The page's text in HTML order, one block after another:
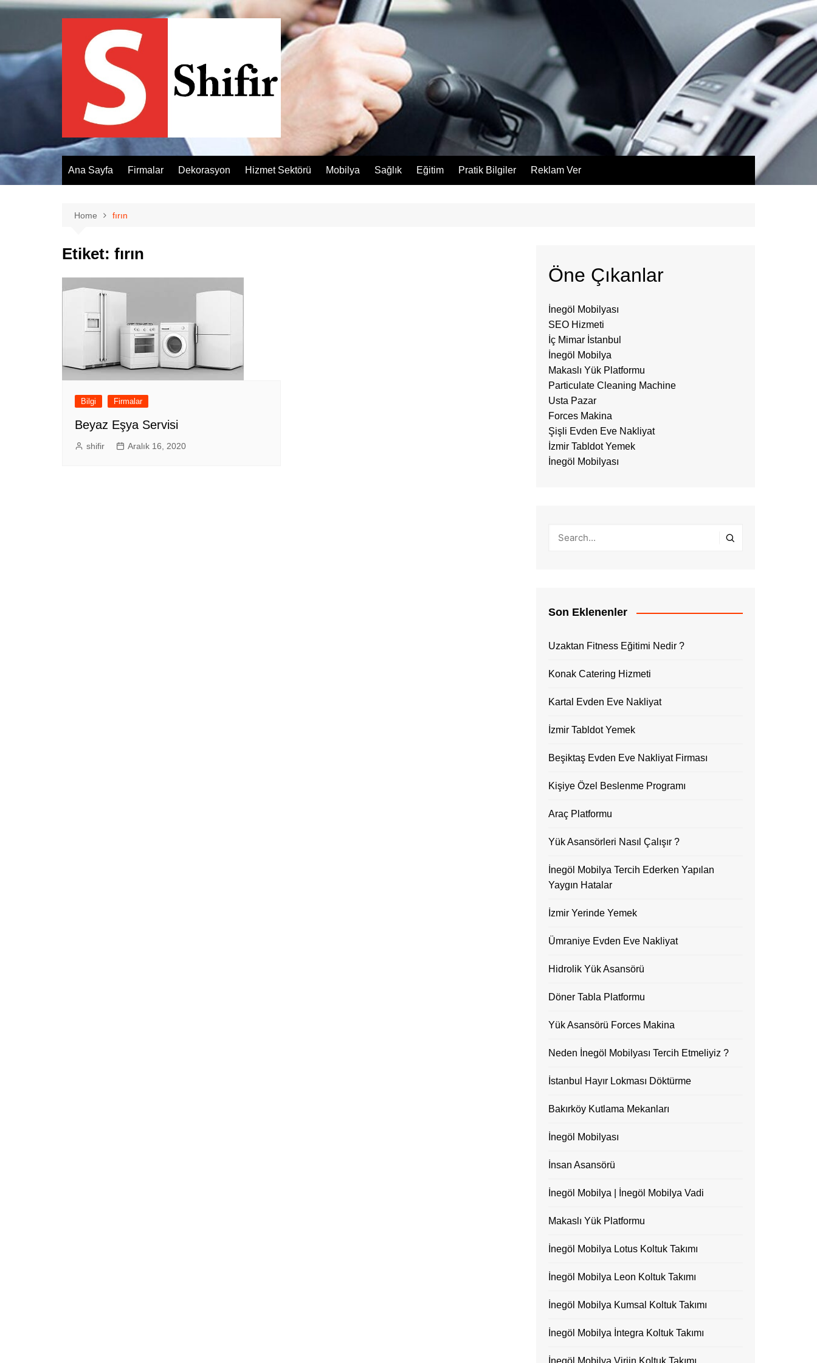
Skip
Ana Sayfa Firmalar Dekorasyon Hizmet Sektörü Mobilya Sağlık Eğitim Pratik Bilgiler Reklam Ver
Home fırın
Etiket: fırın
Bilgi Firmalar
Beyaz Eşya Servisi
shifir Aralık 16, 2020
Öne Çıkanlar
İnegöl Mobilyası
SEO Hizmeti
İç Mimar İstanbul
İnegöl Mobilya
Makaslı Yük Platformu
Particulate Cleaning Machine
Usta Pazar
Forces Makina
Şişli Evden Eve Nakliyat
İzmir Tabldot Yemek
İnegöl Mobilyası
Son Eklenenler
Uzaktan Fitness Eğitimi Nedir ?
Konak Catering Hizmeti
Kartal Evden Eve Nakliyat
İzmir Tabldot Yemek
Beşiktaş Evden Eve Nakliyat Firması
Kişiye Özel Beslenme Programı
Araç Platformu
Yük Asansörleri Nasıl Çalışır ?
İnegöl Mobilya Tercih Ederken Yapılan
Yaygın Hatalar
İzmir Yerinde Yemek
Ümraniye Evden Eve Nakliyat
Hidrolik Yük Asansörü
Döner Tabla Platformu
Yük Asansörü Forces Makina
Neden İnegöl Mobilyası Tercih Etmeliyiz ?
İstanbul Hayır Lokması Döktürme
Bakırköy Kutlama Mekanları
İnegöl Mobilyası
İnsan Asansörü
İnegöl Mobilya | İnegöl Mobilya Vadi
Makaslı Yük Platformu
İnegöl Mobilya Lotus Koltuk Takımı
İnegöl Mobilya Leon Koltuk Takımı
İnegöl Mobilya Kumsal Koltuk Takımı
İnegöl Mobilya İntegra Koltuk Takımı